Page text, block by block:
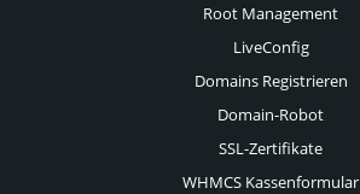
Root Management
LiveConfig
Domains Registrieren
Domain-Robot
SSL-Zertifikate
WHMCS Kassenformular